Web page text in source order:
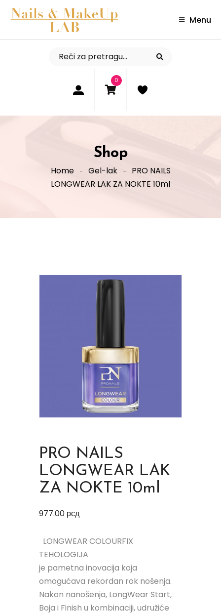
Menu
0
Shop
Home Gel-lak
PRO NAILS
LONGWEAR LAK ZA NOKTE 10ml
PRO NAILS
LONGWEAR LAK
ZA NOKTE 10ml
977.00 рсд
LONGWEAR COLOURFIX
TEHOLOGIJA
je pametna inovacija koja
omogućava rekordan rok nošenja.
Nakon nanošenja, LongWear Start,
Boja i Finish u kombinaciji, udružiće